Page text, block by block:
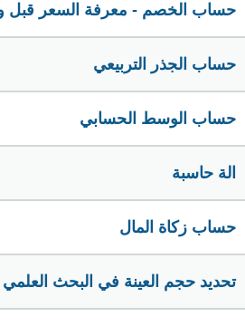
حساب الخصم - معرفة السعر قبل
حساب الجذر التربيعي
حساب الوسط الحسابي
الة حاسبة
حساب زكاة المال
تحديد حجم العينة في البحث العلمي